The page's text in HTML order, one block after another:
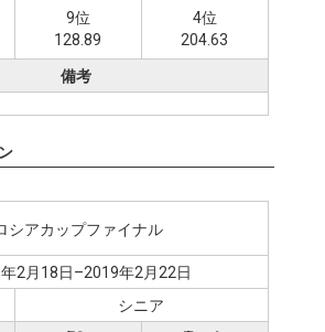
9位
128.89
4位
204.63
備考
シアカップファイナル
2月18日–2019年2月22日
シニア